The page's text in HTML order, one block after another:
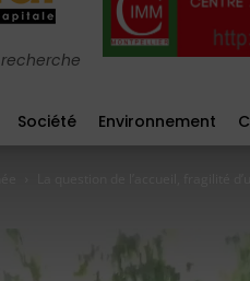
recherche
Société Environnement